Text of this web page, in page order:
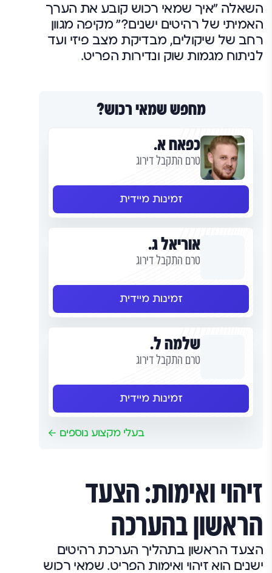
השאלה "איך שמאי רכוש קובע את הערך
האמיתי של רהיטים ישנים?" מקיפה מגוון
רחב של שיקולים, מבדיקת מצב פיזי ועד
לניתוח מגמות שוק ונדירות הפריט.
מחפש שמאי רכוש?
כפאח א.
טרם התקבל דירוג
זמינות מיידית
אוריאל ג.
טרם התקבל דירוג
זמינות מיידית
שלמה ל.
טרם התקבל דירוג
זמינות מיידית
בעלי מקצוע נוספים
זיהוי ואימות: הצעד
הראשון בהערכה
הצעד הראשון בתהליך הערכת רהיטים
ישנים הוא זיהוי ואימות הפריט. שמאי רכוש